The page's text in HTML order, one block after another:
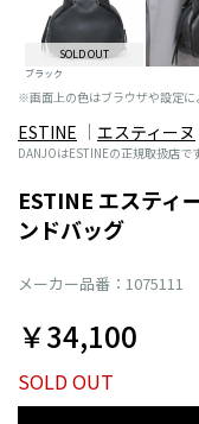
SOLD OUT
ブラック
※画面上の色はブラウザや設定に
ESTINE エスティーヌ
DANJOはESTINEの正規取扱店で
ESTINE エスティ
ンドバッグ
メーカー品番：1075111
￥34,100
SOLD OUT